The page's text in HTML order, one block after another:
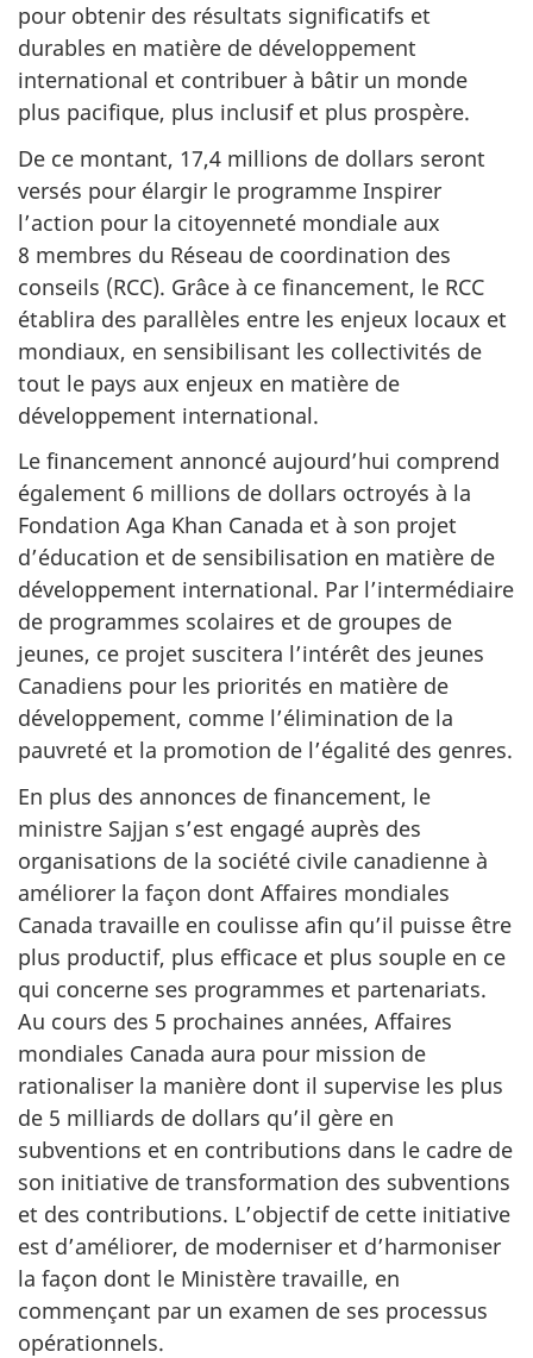
pour obtenir des résultats significatifs et
durables en matière de développement
international et contribuer à bâtir un monde
plus pacifique, plus inclusif et plus prospère.
De ce montant, 17,4 millions de dollars seront
versés pour élargir le programme Inspirer
l’action pour la citoyenneté mondiale aux
8 membres du Réseau de coordination des
conseils (RCC). Grâce à ce financement, le RCC
établira des parallèles entre les enjeux locaux et
mondiaux, en sensibilisant les collectivités de
tout le pays aux enjeux en matière de
développement international.
Le financement annoncé aujourd’hui comprend
également 6 millions de dollars octroyés à la
Fondation Aga Khan Canada et à son projet
d’éducation et de sensibilisation en matière de
développement international. Par l’intermédiaire
de programmes scolaires et de groupes de
jeunes, ce projet suscitera l’intérêt des jeunes
Canadiens pour les priorités en matière de
développement, comme l’élimination de la
pauvreté et la promotion de l’égalité des genres.
En plus des annonces de financement, le
ministre Sajjan s’est engagé auprès des
organisations de la société civile canadienne à
améliorer la façon dont Affaires mondiales
Canada travaille en coulisse afin qu’il puisse être
plus productif, plus efficace et plus souple en ce
qui concerne ses programmes et partenariats.
Au cours des 5 prochaines années, Affaires
mondiales Canada aura pour mission de
rationaliser la manière dont il supervise les plus
de 5 milliards de dollars qu’il gère en
subventions et en contributions dans le cadre de
son initiative de transformation des subventions
et des contributions. L’objectif de cette initiative
est d’améliorer, de moderniser et d’harmoniser
la façon dont le Ministère travaille, en
commençant par un examen de ses processus
opérationnels.